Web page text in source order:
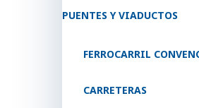
PUENTES Y VIADUCTOS
FERROCARRIL
CARRETERAS